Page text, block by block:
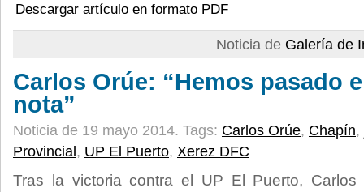
Descargar artículo en formato PDF
Noticia de Galería de
Carlos Orúe: “Hemos pasado
nota”
Noticia de 19 mayo 2014. Tags: Carlos Orúe, Chapín,
Provincial , UP El Puerto, Xerez DFC
Tras la victoria contra el UP El Puerto, Carlos